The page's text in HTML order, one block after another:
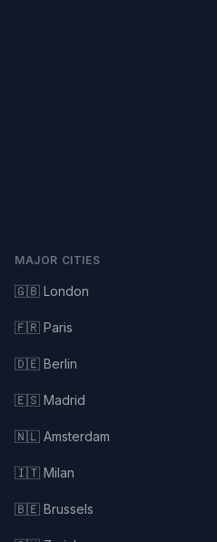
MAJOR CITIES
🇬🇧 London
🇫🇷 Paris
🇩🇪 Berlin
🇪🇸 Madrid
🇳🇱 Amsterdam
🇮🇹 Milan
🇧🇪 Brussels